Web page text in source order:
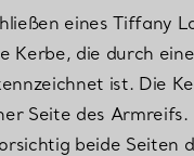
eines Tiffany
Kerbe, die durch
ist. Die
Seite des Armreifs.
beide Seiten